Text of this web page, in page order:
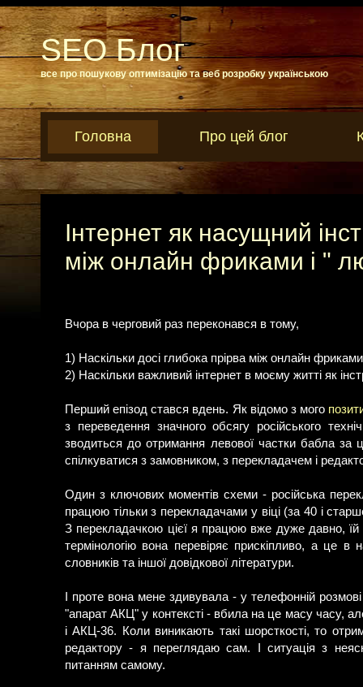
SEO Блог
все про пошукову оптимізацію та веб розробку українською
Головна Про цей блог
Інтернет як насущний
між онлайн фриками і "
Вчора в черговий раз переконався в тому,
1) Наскільки досі глибока прірва між онлайн
2) Наскільки важливий інтернет в моєму житті як
Перший епізод стався вдень. Як відомо з мого
з переведення значного обсягу російського
зводиться до отримання левової частки бабла за
спілкуватися з замовником, з перекладачем і
Один з ключових моментів схеми - російська
працюю тільки з перекладачами у віці (за 40 і
З перекладачкою цієї я працюю вже дуже давно, їй
термінологію вона перевіряє прискіпливо, а це в
словників та іншої довідкової літератури.
І проте вона мене здивувала - у телефонній
"апарат АКЦ" у контексті - вбила на це масу часу,
і АКЦ-36. Коли виникають такі шорсткості, то
редактору - я переглядаю сам. І ситуація з
питанням самому.